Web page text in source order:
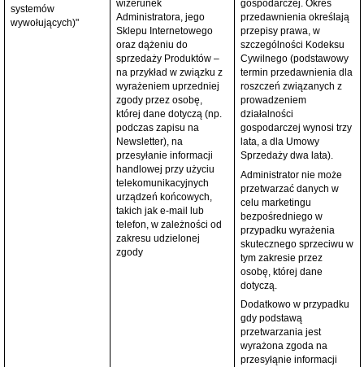
systemów
wywołujących)"
wizerunek
Administratora, jego
Sklepu Internetowego
oraz dążeniu do
sprzedaży Produktów –
na przykład w związku z
wyrażeniem uprzedniej
zgody przez osobę,
której dane dotyczą (np.
podczas zapisu na
Newsletter), na
przesyłanie informacji
handlowej przy użyciu
telekomunikacyjnych
urządzeń końcowych,
takich jak e-mail lub
telefon, w zależności od
zakresu udzielonej
zgody
gospodarczej. Okres
przedawnienia określają
przepisy prawa, w
szczególności Kodeksu
Cywilnego (podstawowy
termin przedawnienia dla
roszczeń związanych z
prowadzeniem
działalności
gospodarczej wynosi trzy
lata, a dla Umowy
Sprzedaży dwa lata).
Administrator nie może
przetwarzać danych w
celu marketingu
bezpośredniego w
przypadku wyrażenia
skutecznego sprzeciwu w
tym zakresie przez
osobę, której dane
dotyczą.
Dodatkowo w przypadku
gdy podstawą
przetwarzania jest
wyrażona zgoda na
przesyłąnie informacji